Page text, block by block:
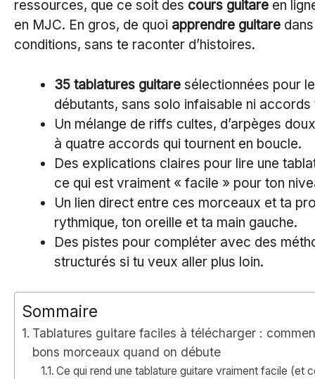
ressources, que ce soit des cours guitare en
en MJC. En gros, de quoi apprendre guitare
conditions, sans te raconter d’histoires.
35 tablatures guitare sélectionnées pour
débutants, sans solo infaisable ni accords
Un mélange de riffs cultes, d’arpèges
à quatre accords qui tournent en boucle.
Des explications claires pour lire une
ce qui est vraiment « facile » pour ton
Un lien direct entre ces morceaux et ta
rythmique, ton oreille et ta main gauche.
Des pistes pour compléter avec des
structurés si tu veux aller plus loin.
Sommaire
Tablatures guitare faciles à télécharger :
bons morceaux quand on débute
Ce qui rend une tablature guitare vraiment facile (et